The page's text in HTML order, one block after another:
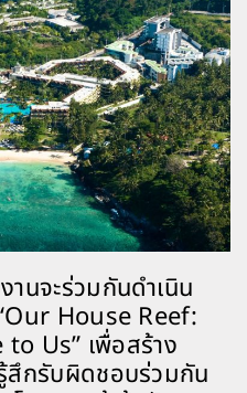
นจะร่วมกันดำเนิน
House Reef:
Us” เพื่อสร้าง
สึกรับผิดชอบร่วมกัน